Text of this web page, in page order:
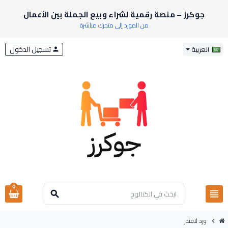
جوكرز – منصة رقمية لشراء وبيع الجملة بين الأعمال
من المورد إلى متجرك مباشرة
العربية
view_headline
search
person تسجيل الدخول
0
chevron_right ورد لافندر